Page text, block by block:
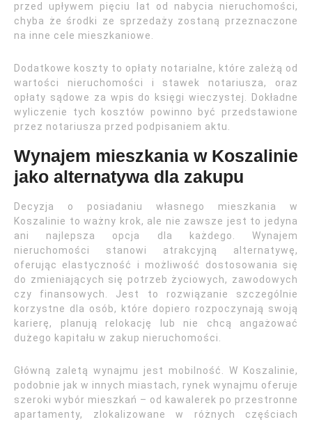
przed upływem pięciu lat od nabycia nieruchomości,
chyba że środki ze sprzedaży zostaną przeznaczone
na inne cele mieszkaniowe.
Dodatkowe koszty to opłaty notarialne, które zależą od
wartości nieruchomości i stawek notariusza, oraz
opłaty sądowe za wpis do księgi wieczystej. Dokładne
wyliczenie tych kosztów powinno być przedstawione
przez notariusza przed podpisaniem aktu.
Wynajem mieszkania w Koszalinie
jako alternatywa dla zakupu
Decyzja o posiadaniu własnego mieszkania w
Koszalinie to ważny krok, ale nie zawsze jest to jedyna
ani najlepsza opcja dla każdego. Wynajem
nieruchomości stanowi atrakcyjną alternatywę,
oferując elastyczność i możliwość dostosowania się
do zmieniających się potrzeb życiowych, zawodowych
czy finansowych. Jest to rozwiązanie szczególnie
korzystne dla osób, które dopiero rozpoczynają swoją
karierę, planują relokację lub nie chcą angażować
dużego kapitału w zakup nieruchomości.
Główną zaletą wynajmu jest mobilność. W Koszalinie,
podobnie jak w innych miastach, rynek wynajmu oferuje
szeroki wybór mieszkań – od kawalerek po przestronne
apartamenty, zlokalizowane w różnych częściach